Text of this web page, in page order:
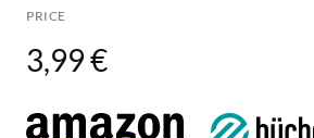
PRICE
3,99 €